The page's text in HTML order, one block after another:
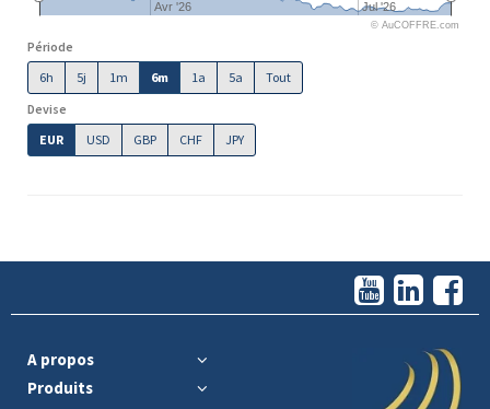
Avr '26 Jul '26
© AuCOFFRE.com
Période
6h
5j 1m 6m 1a 5a
Tout
Devise
EUR
USD GBP CHF JPY
A propos
Produits